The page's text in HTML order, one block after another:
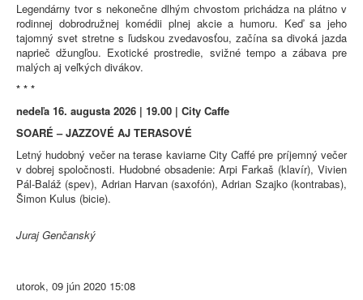
Legendárny tvor s nekonečne dlhým chvostom prichádza na plátno v
rodinnej dobrodružnej komédii plnej akcie a humoru. Keď sa jeho
tajomný svet stretne s ľudskou zvedavosťou, začína sa divoká jazda
naprieč džungľou. Exotické prostredie, svižné tempo a zábava pre
malých aj veľkých divákov.
* * *
nedeľa 16. augusta 2026 | 19.00 | City Caffe
SOARÉ – JAZZOVÉ AJ TERASOVÉ
Letný hudobný večer na terase kaviarne City Caffé pre príjemný večer
v dobrej spoločnosti. Hudobné obsadenie: Arpi Farkaš (klavír), Vivien
Pál-Baláž (spev), Adrian Harvan (saxofón), Adrian Szajko (kontrabas),
Šimon Kulus (bicie).
Juraj Genčanský
utorok, 09 jún 2020 15:08